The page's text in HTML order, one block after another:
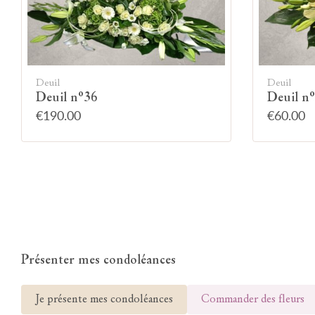
Deuil
Deuil n°36
€190.00
Deuil
Deuil
€60.00
Présenter mes condoléances
Je présente mes condoléances Commander des fleurs